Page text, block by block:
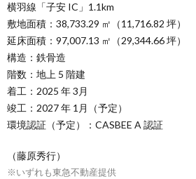
横羽線「子安 IC」1.1km
敷地面積：38,733.29 ㎡（11,716.82 坪）
延床面積：97,007.13 ㎡（29,344.66 坪）
構造：鉄⾻造
階数：地上 5 階建
着工：2025 年 3月
竣工：2027 年 1月（予定）
環境認証（予定）：CASBEE A 認証
（藤原秀行）
※いずれも東急不動産提供